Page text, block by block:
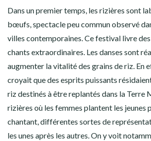
Dans un premier temps, les rizières sont
bœufs, spectacle peu commun observé
villes contemporaines. Ce festival livre des
chants extraordinaires. Les danses sont
augmenter la vitalité des grains de riz. En
croyait que des esprits puissants
riz destinés à être replantés dans la Terre
rizières où les femmes plantent les jeunes
chantant, différentes sortes de
les unes après les autres. On y voit